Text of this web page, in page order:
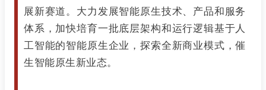
展新赛道。大力发展智能原生技术、产品和服务
体系，加快培育一批底层架构和运行逻辑基于人
工智能的智能原生企业，探索全新商业模式，催
生智能原生新业态。